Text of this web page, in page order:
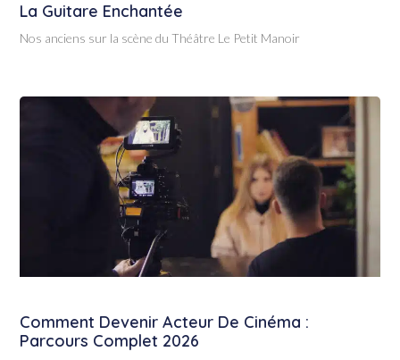
La Guitare Enchantée
Nos anciens sur la scène du Théâtre Le Petit Manoir
Comment Devenir Acteur De Cinéma :
Parcours Complet 2026